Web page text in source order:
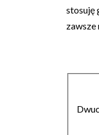
stosuję
zawsze
D